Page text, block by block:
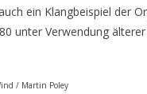
ein Klangbeispiel der
unter Verwendung
/ Martin Poley